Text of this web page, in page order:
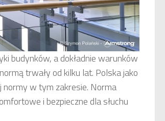
budynków, a dokładnie warunków
trwały od kilku lat. Polska jako
normy w tym zakresie. Norma
i bezpieczne dla słuchu